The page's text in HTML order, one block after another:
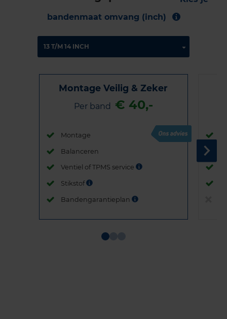
bandenmaat omvang (inch)
Montage Veilig & Zeker
Per band € 40,-
Montage
Balanceren
Ventiel of TPMS service
Stikstof
Bandengarantieplan